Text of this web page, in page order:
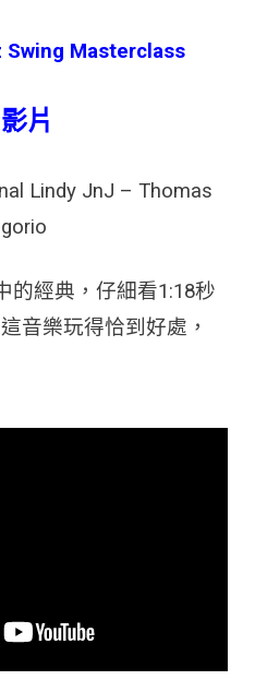
Swing Masterclass
影片
Lindy JnJ – Thomas
的經典，仔細看1:18秒
音樂玩得恰到好處，